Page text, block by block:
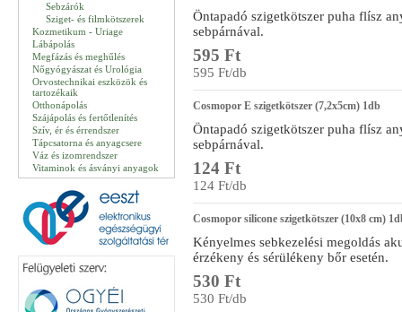
Sebzárók
Sziget- és filmkötszerek
Kozmetikum - Uriage
Lábápolás
Megfázás és meghűlés
Nőgyógyászat és Urológia
Orvostechnikai eszközök és
tartozékaik
Otthonápolás
Szájápolás és fertőtlenítés
Szív, ér és érrendszer
Tápcsatorna és anyagcsere
Váz és izomrendszer
Vitaminok és ásványi anyagok
Öntapadó szigetkötszer puha flísz
sebpárnával.
595 Ft
595 Ft/db
Cosmopor E szigetkötszer (7,2x5cm) 1db
Öntapadó szigetkötszer puha flísz
sebpárnával.
124 Ft
124 Ft/db
Cosmopor silicone szigetkötszer (10x8 cm)
Kényelmes sebkezelési megoldás
érzékeny és sérülékeny bőr esetén.
530 Ft
530 Ft/db